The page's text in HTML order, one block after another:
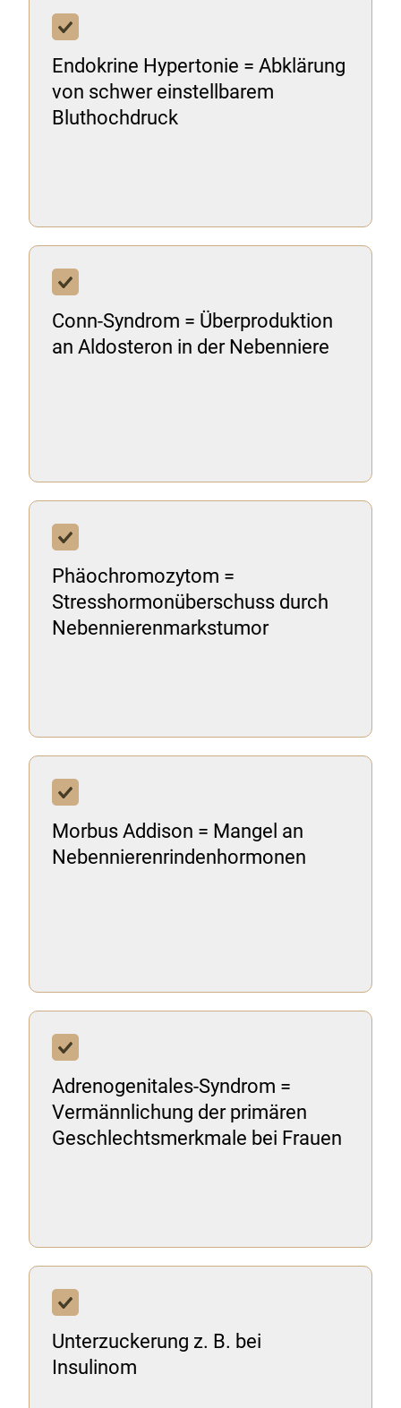
Endokrine Hypertonie = Abklärung
von schwer einstellbarem
Bluthochdruck
Conn-Syndrom = Überproduktion
an Aldosteron in der Nebenniere
Phäochromozytom =
Stresshormonüberschuss durch
Nebennierenmarkstumor
Morbus Addison = Mangel an
Nebennierenrindenhormonen
Adrenogenitales-Syndrom =
Vermännlichung der primären
Geschlechtsmerkmale bei Frauen
Unterzuckerung z. B. bei
Insulinom